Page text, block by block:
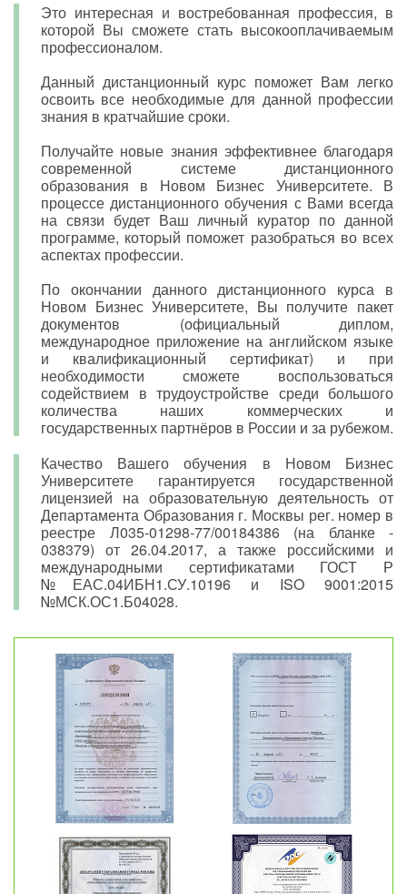
Это интересная и востребованная профессия, в
которой Вы сможете стать высокооплачиваемым
профессионалом.
Данный дистанционный курс поможет Вам легко
освоить все необходимые для данной профессии
знания в кратчайшие сроки.
Получайте новые знания эффективнее благодаря
современной системе дистанционного
образования в Новом Бизнес Университете. В
процессе дистанционного обучения с Вами всегда
на связи будет Ваш личный куратор по данной
программе, который поможет разобраться во всех
аспектах профессии.
По окончании данного дистанционного курса в
Новом Бизнес Университете, Вы получите пакет
документов (официальный диплом,
международное приложение на английском языке
и квалификационный сертификат) и при
необходимости сможете воспользоваться
содействием в трудоустройстве среди большого
количества наших коммерческих и
государственных партнёров в России и за рубежом.
Качество Вашего обучения в Новом Бизнес
Университете гарантируется государственной
лицензией на образовательную деятельность от
Департамента Образования г. Москвы рег. номер в
реестре Л035-01298-77/00184386 (на бланке -
038379) от 26.04.2017, а также российскими и
международными сертификатами ГОСТ Р
№ЕАС.04ИБН1.СУ.10196 и ISO 9001:2015
№МСК.ОС1.Б04028.